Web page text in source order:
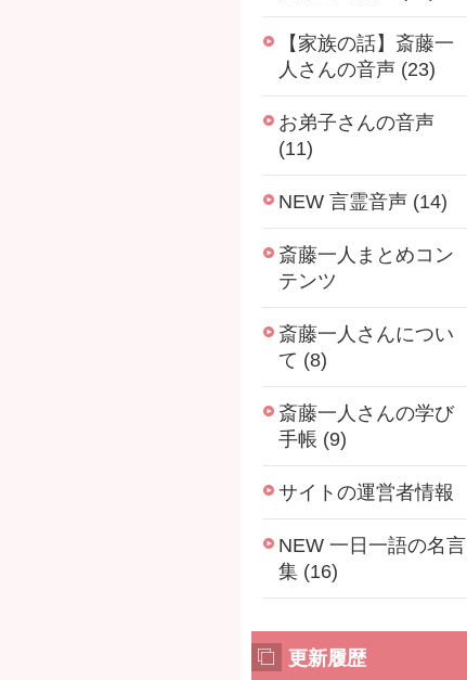
【家族の話】斎藤一
人さんの音声 (23)
お弟子さんの音声
(11)
NEW 言霊音声 (14)
斎藤一人まとめコン
テンツ
斎藤一人さんについ
て (8)
斎藤一人さんの学び
手帳 (9)
サイトの運営者情報
NEW 一日一語の名言
集 (16)
更新履歴